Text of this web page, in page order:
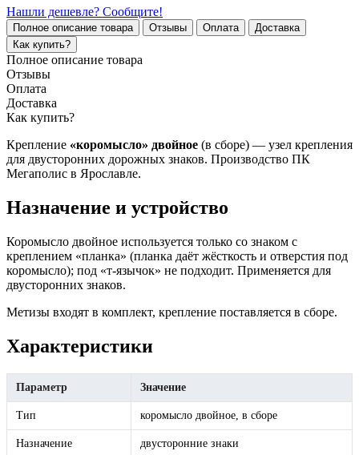
Нашли дешевле? Сообщите!
Полное описание товара Отзывы Оплата
Доставка
Как купить?
Полное описание товара
Отзывы
Оплата
Доставка
Как купить?
Крепление «коромысло» двойное (в сборе) — узел крепления
для двусторонних дорожных знаков. Производство ПК
Мегаполис в Ярославле.
Назначение и устройство
Коромысло двойное используется только со знаком с
креплением «планка» (планка даёт жёсткость и отверстия под
коромысло); под «т-язычок» не подходит. Применяется для
двусторонних знаков.
Метизы входят в комплект, крепление поставляется в сборе.
Характеристики
Параметр Значение
Тип коромысло двойное, в сборе
Назначение двусторонние знаки